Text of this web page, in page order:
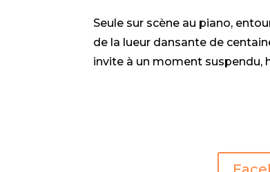
Seule sur scène au piano,
de la lueur dansante de
invite à un moment suspendu,